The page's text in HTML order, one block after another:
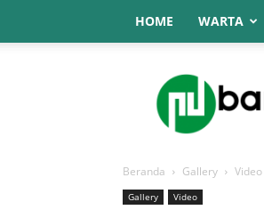
HOME WARTA
NU
Online
Banyumas
Beranda Gallery Video
Gallery Video